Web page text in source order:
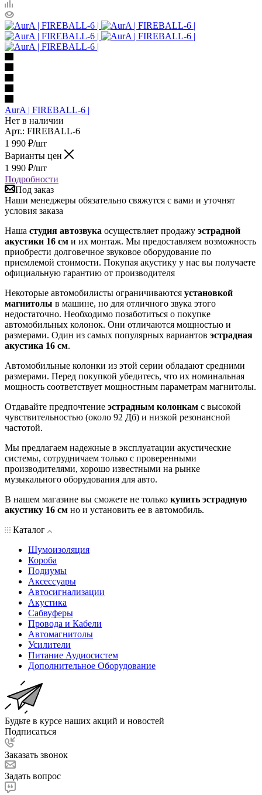
AurA | FIREBALL-6 |
Нет в наличии
Арт.: FIREBALL-6
1 990 ₽/шт
Варианты цен
1 990 ₽/шт
Подробности
Под заказ
Наши менеджеры обязательно свяжутся с вами и уточнят
условия заказа
Наша студия автозвука осуществляет продажу эстрадной
акустики 16 см и их монтаж. Мы предоставляем возможность
приобрести долговечное звуковое оборудование по
приемлемой стоимости. Покупая акустику у нас вы получаете
официальную гарантию от производителя
Некоторые автомобилисты ограничиваются установкой
магнитолы в машине, но для отличного звука этого
недостаточно. Необходимо позаботиться о покупке
автомобильных колонок. Они отличаются мощностью и
размерами. Один из самых популярных вариантов эстрадная
акустика 16 см.
Автомобильные колонки из этой серии обладают средними
размерами. Перед покупкой убедитесь, что их номинальная
мощность соответствует мощностным параметрам магнитолы.
Отдавайте предпочтение эстрадным колонкам с высокой
чувствительностью (около 92 Дб) и низкой резонансной
частотой.
Мы предлагаем надежные в эксплуатации акустические
системы, сотрудничаем только с проверенными
производителями, хорошо известными на рынке
музыкального оборудования для авто.
В нашем магазине вы сможете не только купить эстрадную
акустику 16 см но и установить ее в автомобиль.
Каталог
Шумоизоляция
Короба
Подиумы
Аксессуары
Автосигнализации
Акустика
Сабвуферы
Провода и Кабели
Автомагнитолы
Усилители
Питание Аудиосистем
Дополнительное Оборудование
Будьте в курсе наших акций и новостей
Подписаться
Заказать звонок
Задать вопрос